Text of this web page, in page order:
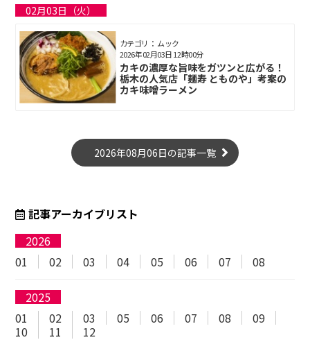
02月03日（火）
カテゴリ： ムック
カキの濃厚な旨味をガツンと広がる！
栃木の人気店「麺寿 とものや」考案の
カキ味噌ラーメン
2026年02月03日 12時00分
2026年08月06日の記事一覧
記事アーカイブリスト
2026
01
02 03 04 05 06 07 08
2025
01
02 03 05 06 07 08
09
10
11 12